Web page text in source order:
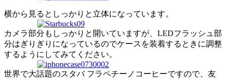
横から見るとしっかりと立体になっています。
カメラ部分もしっかりと開いていますが、LEDフラッシュ部
分はぎりぎりになっているのでケースを装着するときに調整
するようにしてみてください。
世界で大話題のスタバ フラペチーノコーヒーですので、友